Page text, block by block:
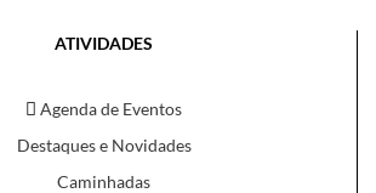
ATIVIDADES
Agenda de Eventos
Destaques e Novidades
Caminhadas